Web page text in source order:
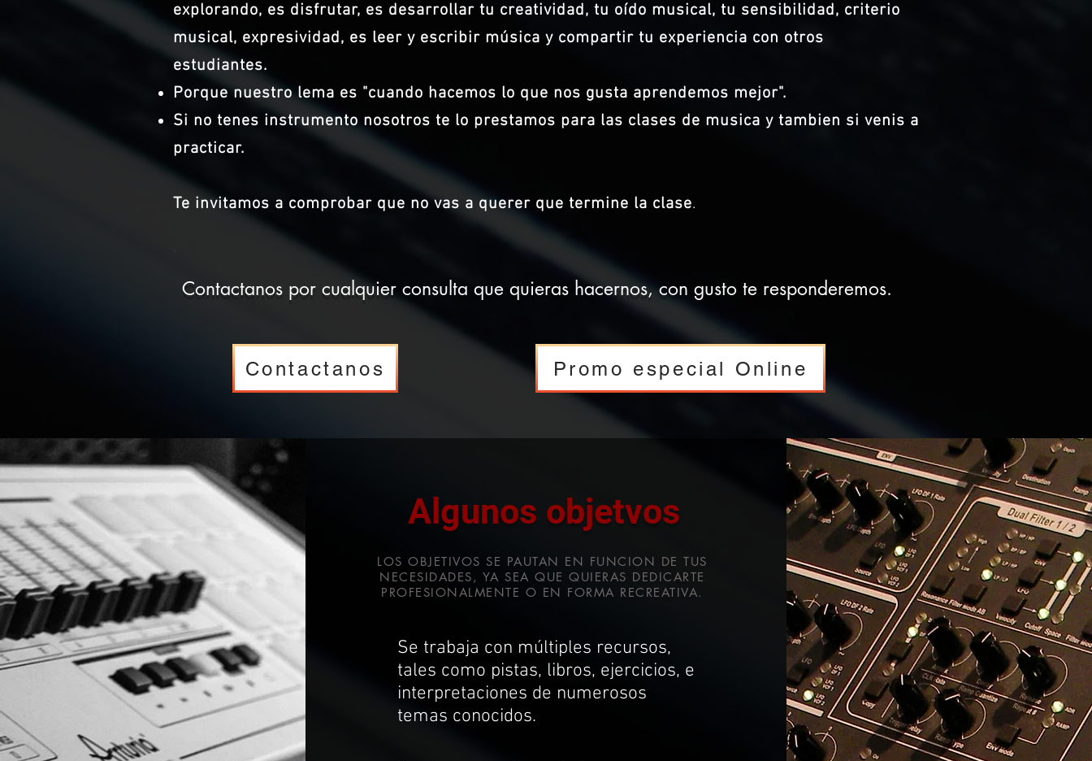
explorando, es disfrutar, es desarrollar tu creatividad, tu oído musical, tu sensibilidad, criterio
musical, expresividad, es leer y escribir música y compartir tu experiencia con otros
estudiantes.
Porque nuestro lema es "cuando hacemos lo que nos gusta aprendemos mejor".
Si no tenes instrumento nosotros te lo prestamos para las clases de musica y tambien si venis a
practicar.
Te invitamos a comprobar que no vas a querer que termine la clase.
Contactanos por cualquier consulta que quieras hacernos, con gusto te responderemos.
Algunos objetvos
LOS OBJETIVOS SE PAUTAN EN FUNCION DE TUS
NECESIDADES, YA SEA QUE QUIERAS DEDICARTE
PROFESIONALMENTE O EN FORMA RECREATIVA.
Se trabaja con múltiples recursos,
tales como pistas, libros, ejercicios, e
interpretaciones de numerosos
temas conocidos.
Promo especial Online
Contactanos